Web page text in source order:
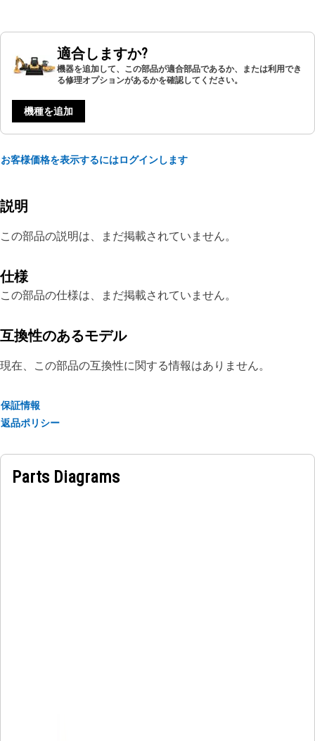
適合しますか?
機器を追加して、この部品が適合部品であるか、または利用でき
る修理オプションがあるかを確認してください。
機種を追加
お客様価格を表示するにはログインします
説明
この部品の説明は、まだ掲載されていません。
仕様
この部品の仕様は、まだ掲載されていません。
互換性のあるモデル
現在、この部品の互換性に関する情報はありません。
保証情報
返品ポリシー
Parts Diagrams